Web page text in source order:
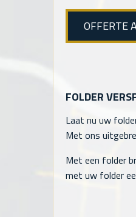
OFFERTE
FOLDER
Laat nu uw
Met ons
Met een folder
met uw folder